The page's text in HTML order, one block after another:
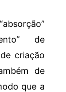
de
criação
de
que a